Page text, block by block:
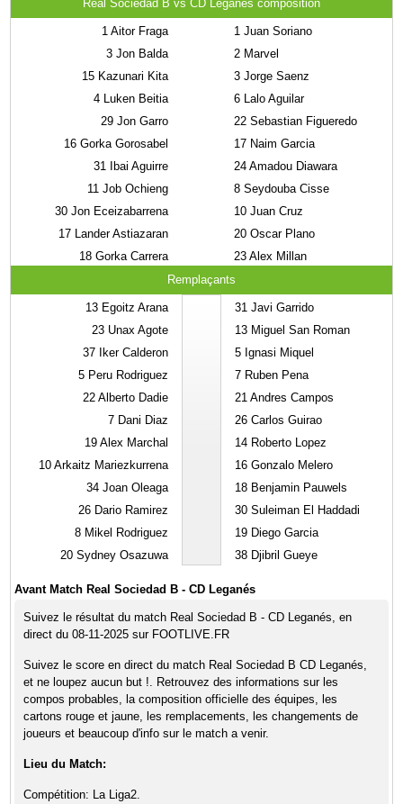
Real Sociedad B vs CD Leganés composition
1 Aitor Fraga
3 Jon Balda
15 Kazunari Kita
4 Luken Beitia
29 Jon Garro
16 Gorka Gorosabel
31 Ibai Aguirre
11 Job Ochieng
30 Jon Eceizabarrena
17 Lander Astiazaran
18 Gorka Carrera
1 Juan Soriano
2 Marvel
3 Jorge Saenz
6 Lalo Aguilar
22 Sebastian Figueredo
17 Naim Garcia
24 Amadou Diawara
8 Seydouba Cisse
10 Juan Cruz
20 Oscar Plano
23 Alex Millan
Remplaçants
13 Egoitz Arana
23 Unax Agote
37 Iker Calderon
5 Peru Rodriguez
22 Alberto Dadie
7 Dani Diaz
19 Alex Marchal
10 Arkaitz Mariezkurrena
34 Joan Oleaga
26 Dario Ramirez
8 Mikel Rodriguez
20 Sydney Osazuwa
31 Javi Garrido
13 Miguel San Roman
5 Ignasi Miquel
7 Ruben Pena
21 Andres Campos
26 Carlos Guirao
14 Roberto Lopez
16 Gonzalo Melero
18 Benjamin Pauwels
30 Suleiman El Haddadi
19 Diego Garcia
38 Djibril Gueye
Avant Match Real Sociedad B - CD Leganés
Suivez le résultat du match Real Sociedad B - CD Leganés, en
direct du 08-11-2025 sur FOOTLIVE.FR
Suivez le score en direct du match Real Sociedad B CD Leganés,
et ne loupez aucun but !. Retrouvez des informations sur les
compos probables, la composition officielle des équipes, les
cartons rouge et jaune, les remplacements, les changements de
joueurs et beaucoup d'info sur le match a venir.
Lieu du Match:
Compétition: La Liga2.